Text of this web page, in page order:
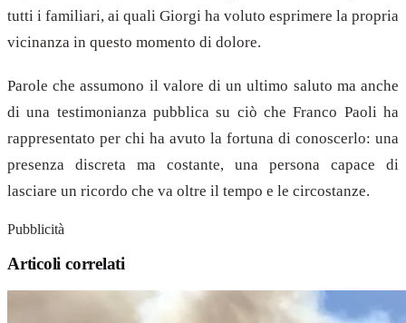
tutti i familiari, ai quali Giorgi ha voluto esprimere la propria
vicinanza in questo momento di dolore.
Parole che assumono il valore di un ultimo saluto ma anche
di una testimonianza pubblica su ciò che Franco Paoli ha
rappresentato per chi ha avuto la fortuna di conoscerlo: una
presenza discreta ma costante, una persona capace di
lasciare un ricordo che va oltre il tempo e le circostanze.
Pubblicità
Articoli correlati